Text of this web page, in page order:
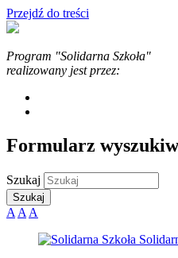
Przejdź do treści
Program "Solidarna Szkoła"
realizowany jest przez:
Formularz
Szukaj
A A A